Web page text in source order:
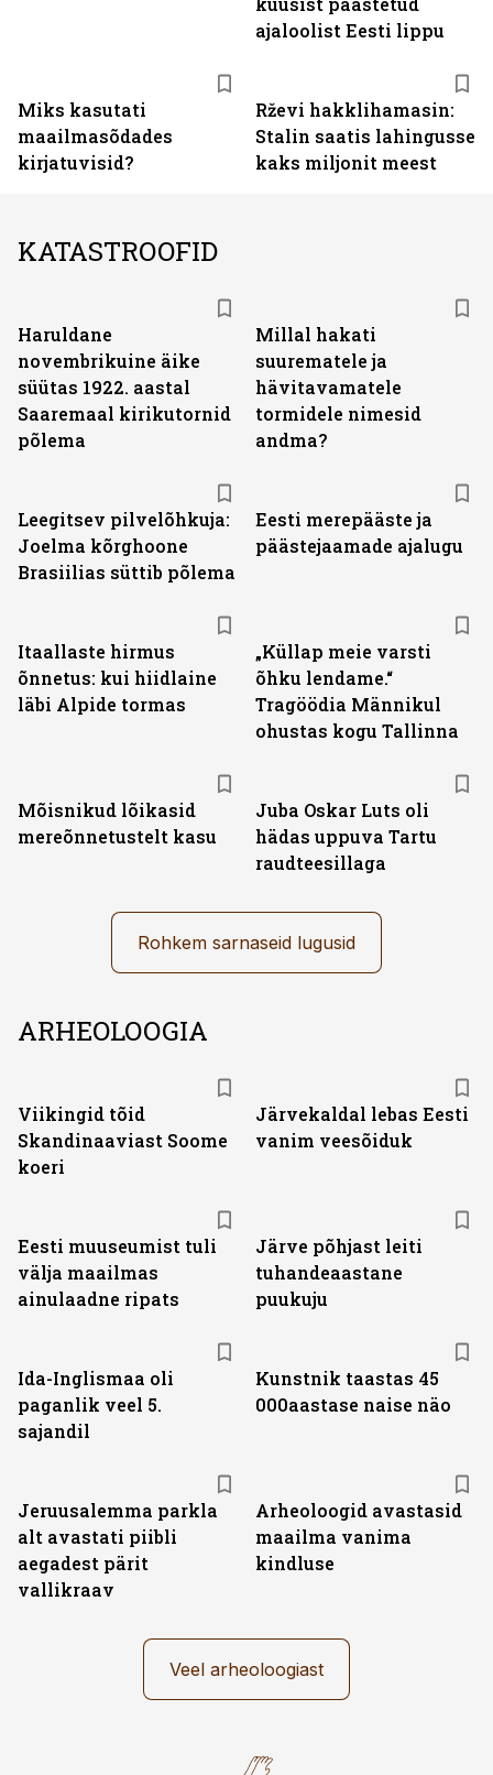
ajaloolist Eesti lippu
Miks kasutati
maailmasõdades
kirjatuvisid?
Rževi hakklihamasin:
Stalin saatis lahingusse
kaks miljonit meest
KATASTROOFID
Haruldane
novembrikuine äike
süütas 1922. aastal
Saaremaal kirikutornid
põlema
Millal hakati
suurematele ja
hävitavamatele
tormidele nimesid
andma?
Leegitsev pilvelõhkuja:
Joelma kõrghoone
Brasiilias süttib põlema
Eesti merepääste ja
päästejaamade ajalugu
Itaallaste hirmus
õnnetus: kui hiidlaine
läbi Alpide tormas
„Küllap meie varsti
õhku lendame.“
Tragöödia Männikul
ohustas kogu Tallinna
Mõisnikud lõikasid
mereõnnetustelt kasu
Juba Oskar Luts oli
hädas uppuva Tartu
raudteesillaga
Rohkem sarnaseid lugusid
ARHEOLOOGIA
Viikingid tõid
Skandinaaviast Soome
koeri
Järvekaldal lebas Eesti
vanim veesõiduk
Eesti muuseumist tuli
välja maailmas
ainulaadne ripats
Järve põhjast leiti
tuhandeaastane
puukuju
Ida-Inglismaa oli
paganlik veel 5.
sajandil
Kunstnik taastas 45
000aastase naise näo
Jeruusalemma parkla
alt avastati piibli
aegadest pärit
vallikraav
Arheoloogid avastasid
maailma vanima
kindluse
Veel arheoloogiast